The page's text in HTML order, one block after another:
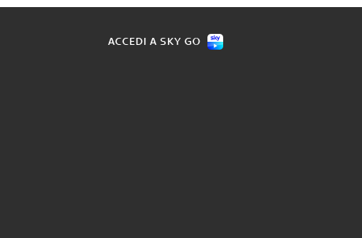
ACCEDI A SKY GO